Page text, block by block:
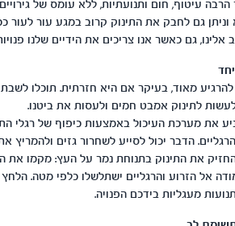
עיטוף, חום ותנועתיות, ללא עומס של
גם לחבק את התינוק קרוב במגע עור לעור
אלינו, גם כאשר אנו צריכים את הידיים שלנו
להרגיע מאוד, בעיקר אם היא חזרתית. תוכלו לשבת
לתינוק אמבט חמים ולעסות את ביטנו.
את מערכת העיכול באמצעות כיפוף של רגלי
הדבר יכול לסייע לשחרור גזים ולהמריץ
את התינוק בתנוחת נמר על העץ: מקמו את
אל הזרוע והרגליים ישתלשלו כלפי מטה.
מעגליות בידכם הפנויה.